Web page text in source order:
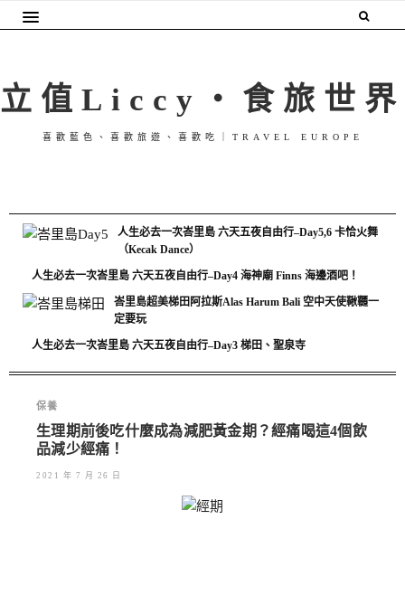
立值Liccy・食旅世界
喜歡藍色、喜歡旅遊、喜歡吃｜TRAVEL EUROPE
人生必去一次峇里島 六天五夜自由行–Day5,6 卡恰火舞
（Kecak Dance）
人生必去一次峇里島 六天五夜自由行–Day4 海神廟 Finns 海邊酒吧！
峇里島超美梯田阿拉斯Alas Harum Bali 空中天使鞦韆一
定要玩
人生必去一次峇里島 六天五夜自由行–Day3 梯田、聖泉寺
保養
生理期前後吃什麼成為減肥黃金期？經痛喝這4個飲
品減少經痛！
2021 年 7 月 26 日